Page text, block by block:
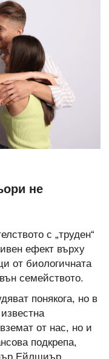
не
с „труден“
ефект върху
от биологичната
семейството.
понякога, но в
от нас, но и
подкрепа,